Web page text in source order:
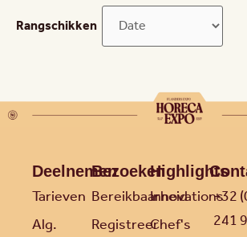
Rangschikken
Deelnemen
Tarieven
Alg.
Bezoeken
Bereikbaarheid
Registreer
Highlights
Innovations
Chef's
+32
241